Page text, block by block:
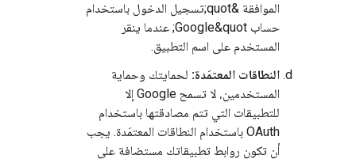
الموافقة &quot;تسجيل الدخول باستخدام
حساب Google&quot; عندما ينقر
المستخدم على اسم التطبيق.
النطاقات المعتمَدة: لحمايتك وحماية
المستخدمين، لا تسمح Google إلا
للتطبيقات التي تتم مصادقتها باستخدام
OAuth باستخدام النطاقات المعتمَدة. يجب
أن تكون روابط تطبيقاتك مستضافة على